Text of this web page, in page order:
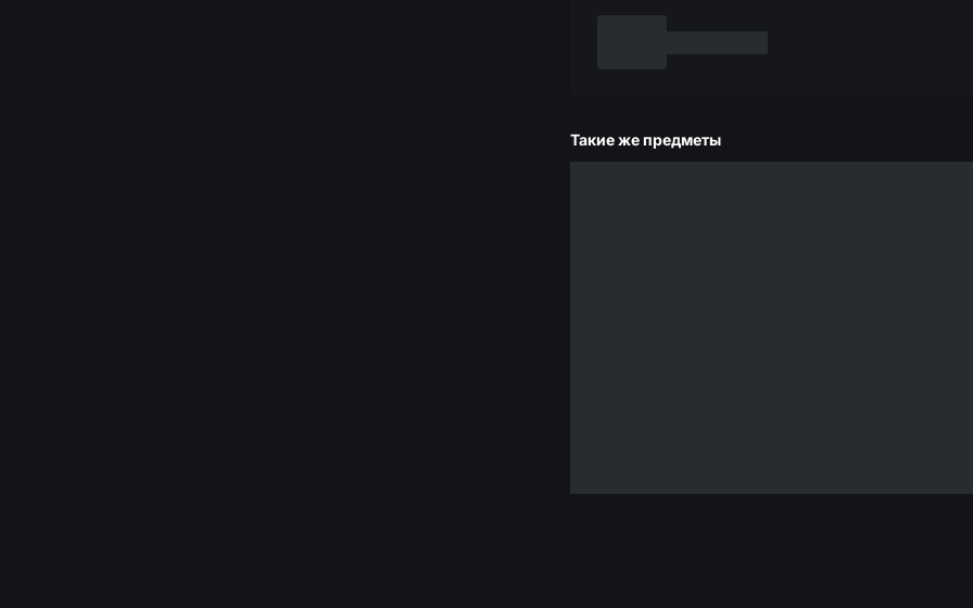
Такие же предметы